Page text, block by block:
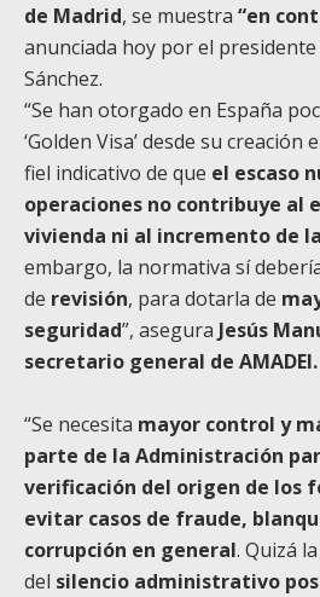
de Madrid, se muestra “en
anunciada hoy por el
Sánchez.
“Se han otorgado en España
‘Golden Visa’ desde su creación
fiel indicativo de que el escaso
operaciones no contribuye al
vivienda ni al incremento de
embargo, la normativa sí
de revisión, para dotarla de
seguridad”, asegura Jesús
secretario general de AMADEI.
“Se necesita mayor control y
parte de la Administración
verificación del origen de los
evitar casos de fraude,
corrupción en general. Quizá
del silencio administrativo